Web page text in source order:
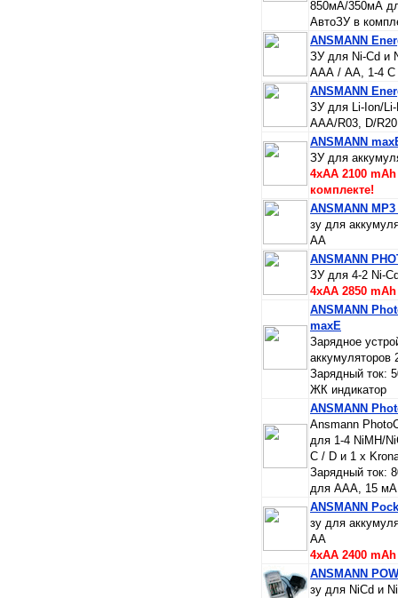
850мА/350мА
АвтоЗУ в
ANSMANN
ЗУ для Ni-Cd и
ААА / AA, 1-4 С
ANSMANN
ЗУ для Li-Ion/
ААА/R03, D/
ANSMANN
ЗУ для
4xAA 2100
комплекте!
ANSMANN
зу для
АА
ANSMANN
ЗУ для 4-2 Ni-
4xAA 2850
ANSMANN
maxE
Зарядное
Зарядный ток:
ЖК индикатор
ANSMANN
Ansmann
для 1-4 NiMH/
C / D и 1 х
Зарядный ток:
для AAA, 15
ANSMANN
зу для
АА
4xAA 2400
ANSMANN
зу для NiCd и